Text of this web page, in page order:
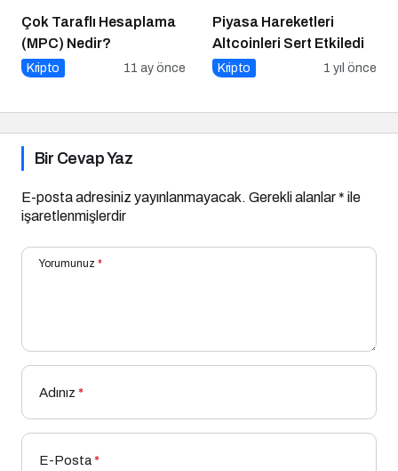
Çok Taraflı Hesaplama
(MPC) Nedir?
Kripto 11 ay önce
Piyasa Hareketleri
Altcoinleri Sert Etkiledi
Kripto 1 yıl önce
Bir Cevap Yaz
E-posta adresiniz yayınlanmayacak. Gerekli alanlar* ile
işaretlenmişlerdir
Yorumunuz *
Adınız *
E-Posta*